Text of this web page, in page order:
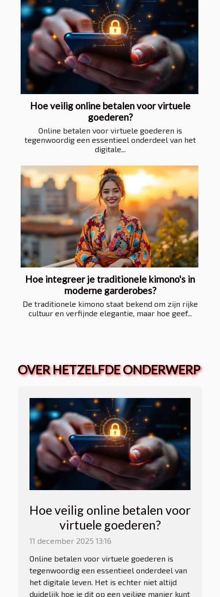
Hoe veilig online betalen voor virtuele
goederen?
Online betalen voor virtuele goederen is
tegenwoordig een essentieel onderdeel van het
digitale...
Hoe integreer je traditionele kimono's in
moderne garderobes?
De traditionele kimono staat bekend om zijn rijke
cultuur en verfijnde elegantie, maar hoe geef...
OVER HETZELFDE ONDERWERP
Hoe veilig online betalen voor
virtuele goederen?
11 december 2025 13:16
Online betalen voor virtuele goederen is
tegenwoordig een essentieel onderdeel van
het digitale leven. Het is echter niet altijd
duidelijk hoe je dit op een veilige manier kunt